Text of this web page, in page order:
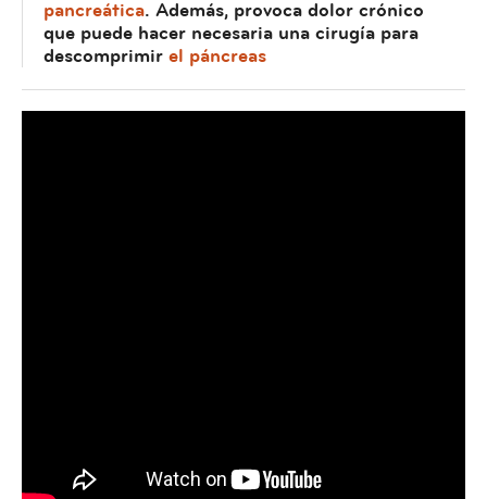
pancreática. Además, provoca dolor crónico
que puede hacer necesaria una cirugía para
descomprimir el páncreas